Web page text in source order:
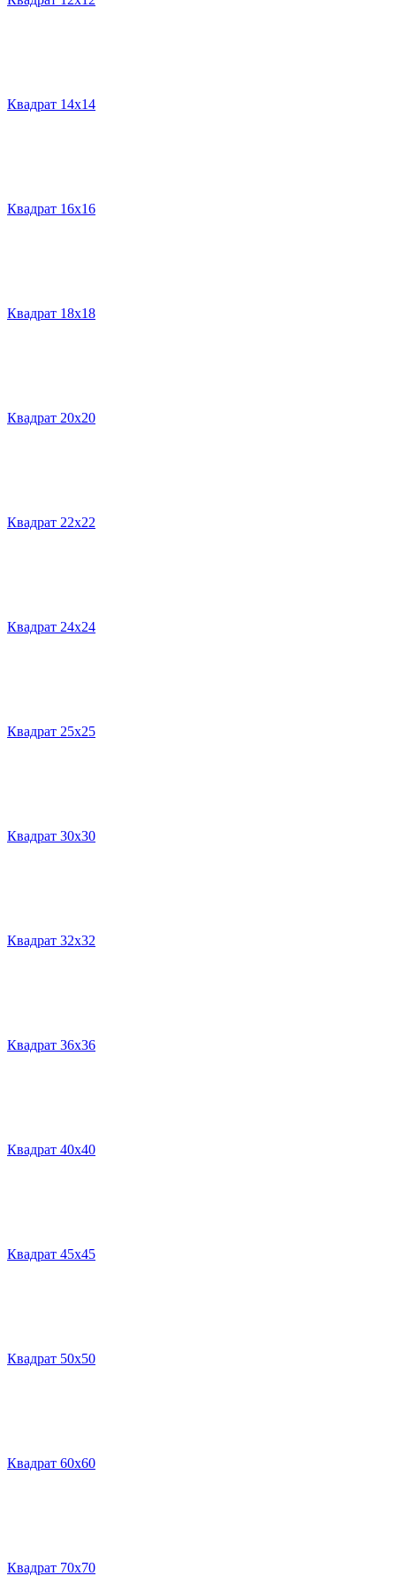
Квадрат 14х14
Квадрат 16х16
Квадрат 18х18
Квадрат 20х20
Квадрат 22х22
Квадрат 24х24
Квадрат 25х25
Квадрат 30х30
Квадрат 32х32
Квадрат 36х36
Квадрат 40х40
Квадрат 45х45
Квадрат 50х50
Квадрат 60х60
Квадрат 70х70